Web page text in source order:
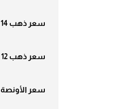
سعر ذهب 14
سعر ذهب 12
سعر الأونصة